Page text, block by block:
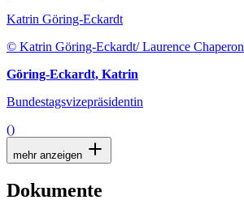
Katrin Göring-Eckardt
© Katrin Göring-Eckardt/ Laurence Chaperon
Göring-Eckardt, Katrin
Bundestagsvizepräsidentin
()
mehr anzeigen
Dokumente